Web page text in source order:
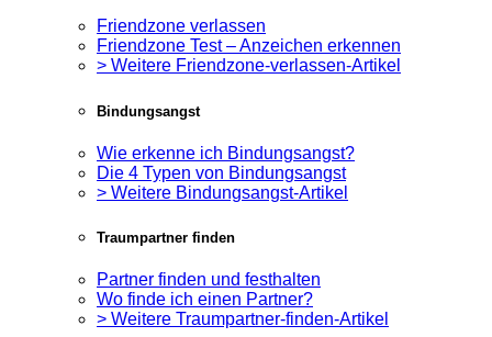
Friendzone verlassen
Friendzone Test – Anzeichen erkennen
> Weitere Friendzone-verlassen-Artikel
Bindungsangst
Wie erkenne ich Bindungsangst?
Die 4 Typen von Bindungsangst
> Weitere Bindungsangst-Artikel
Traumpartner finden
Partner finden und festhalten
Wo finde ich einen Partner?
> Weitere Traumpartner-finden-Artikel